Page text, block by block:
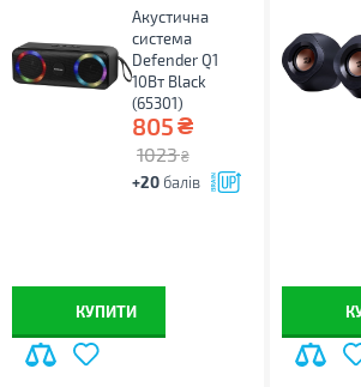
Акустична
система
Defender Q1
10Вт Black
(65301)
805₴
1023 ₴
+20 балів
КУПИТИ